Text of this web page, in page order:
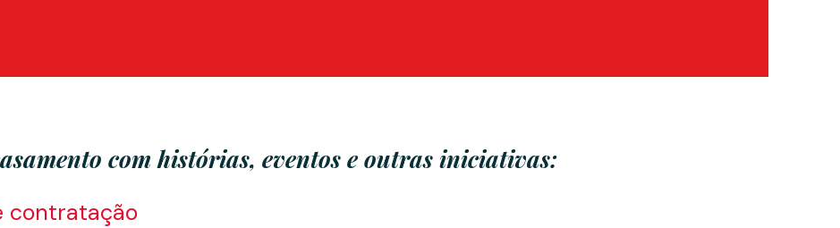
com histórias, eventos e outras iniciativas:
contratação